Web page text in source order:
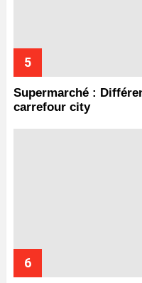
Supermarché :
carrefour city